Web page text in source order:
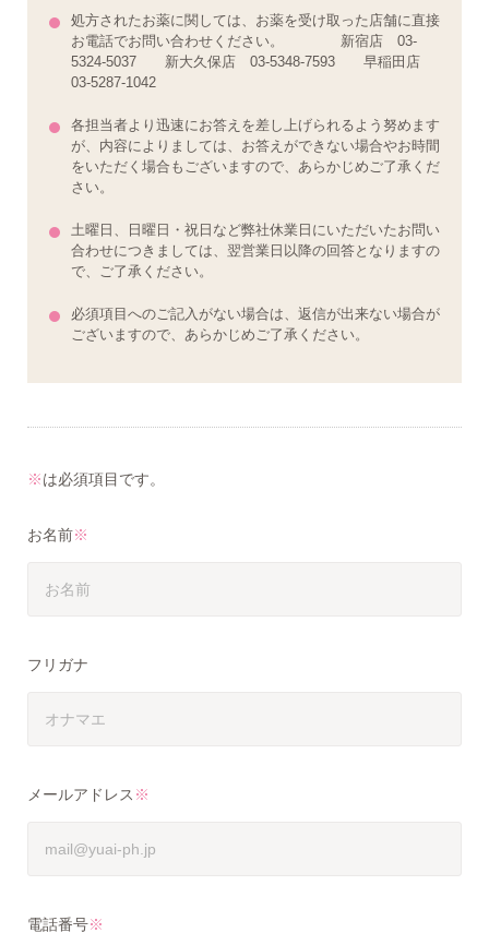
処方されたお薬に関しては、お薬を受け取った店舗に直接
お電話でお問い合わせください。 新宿店 03-
5324-5037 新大久保店 03-5348-7593 早稲田店
03-5287-1042
各担当者より迅速にお答えを差し上げられるよう努めます
が、内容によりましては、お答えができない場合やお時間
をいただく場合もございますので、あらかじめご了承くだ
さい。
土曜日、日曜日・祝日など弊社休業日にいただいたお問い
合わせにつきましては、翌営業日以降の回答となりますの
で、ご了承ください。
必須項目へのご記入がない場合は、返信が出来ない場合が
ございますので、あらかじめご了承ください。
※は必須項目です。
お名前※
フリガナ
メールアドレス ※
電話番号※